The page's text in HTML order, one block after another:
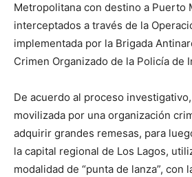
Metropolitana con destino a Puerto
interceptados a través de la
implementada por la Brigada
Crimen Organizado de la Policía de
De acuerdo al proceso
movilizada por una organización
adquirir grandes remesas, para
la capital regional de Los Lagos,
modalidad de “punta de lanza”, con